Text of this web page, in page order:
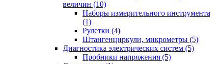
величин (10)
Наборы измерительного инструмента
(1)
Рулетки (4)
Штангенциркули, микрометры (5)
Диагностика электрических систем (5)
Пробники напряжения (5)